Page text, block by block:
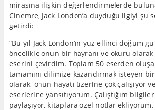
mirasına ilişkin değerlendirmelerde
Cinemre, Jack London’a duyduğu ilgiyi şu
getirdi:
“Bu yıl Jack London’ın yüz ellinci doğum
öncelikle onun bir hayranı ve okuru
eserini çevirdim. Toplam 50 eserden
tamamını dilimize kazandırmak isteyen
olarak, onun hayatı üzerine çok çalışıyor
eserlerine yansıtıyorum. Çalıştığım
paylaşıyor, kitaplara özel notlar